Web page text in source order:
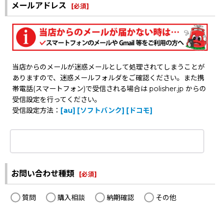
メールアドレス [必須]
当店からのメールが迷惑メールとして処理されてしまうことが
ありますので、迷惑メールフォルダをご確認ください。また携
帯電話(スマートフォン)で受信される場合は polisher.jp からの
受信設定を行ってください。
受信設定方法： [au] [ソフトバンク] [ドコモ]
お問い合わせ種類 [必須]
質問 購入相談 納期確認
その他